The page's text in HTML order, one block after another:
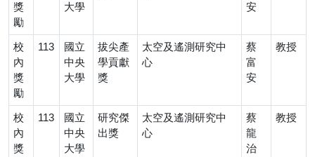
獎
勵
大學
安
校
內
獎
勵
113
國立
中央
大學
拔尖產
學貢獻
獎
太空及遙測研究中
心
蔡
富
安
教授
校
內
獎
113
國立
中央
大學
研究傑
出獎
太空及遙測研究中
心
蔡
龍
治
教授